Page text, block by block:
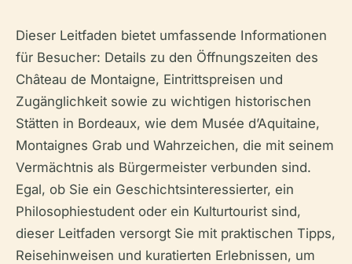
Dieser Leitfaden bietet umfassende Informationen
für Besucher: Details zu den Öffnungszeiten des
Château de Montaigne, Eintrittspreisen und
Zugänglichkeit sowie zu wichtigen historischen
Stätten in Bordeaux, wie dem Musée d’Aquitaine,
Montaignes Grab und Wahrzeichen, die mit seinem
Vermächtnis als Bürgermeister verbunden sind.
Egal, ob Sie ein Geschichtsinteressierter, ein
Philosophiestudent oder ein Kulturtourist sind,
dieser Leitfaden versorgt Sie mit praktischen Tipps,
Reisehinweisen und kuratierten Erlebnissen, um